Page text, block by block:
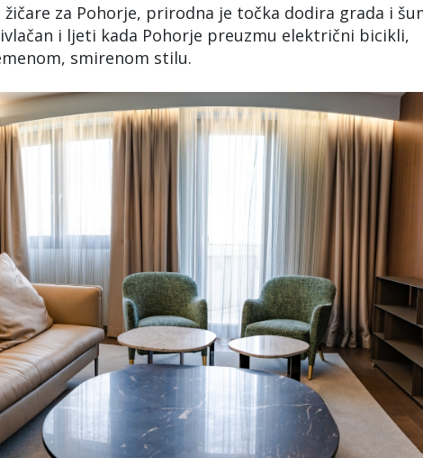
za Pohorje, prirodna je točka dodira grada i
i ljeti kada Pohorje preuzmu električni bicikli,
smirenom stilu.